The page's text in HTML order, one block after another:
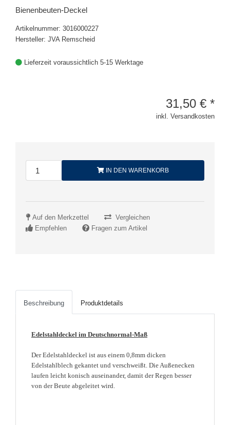
Bienenbeuten-Deckel
Artikelnummer: 3016000227
Hersteller: JVA Remscheid
Lieferzeit voraussichtlich 5-15 Werktage
31,50 € *
inkl. Versandkosten
IN DEN WARENKORB
Auf den Merkzettel
Vergleichen
Empfehlen
Fragen zum Artikel
Beschreibung Produktdetails
Edelstahldeckel im Deutschnormal-Maß
DerEdelstahldeckel ist aus einem 0,8mm dicken
Edelstahlblech gekantet und verschweißt. Die Außenecken
laufen leicht konisch auseinander, damit der Regen besser
von der Beute abgeleitet wird.